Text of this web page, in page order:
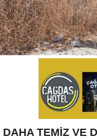
DAHA TEMİZ VE